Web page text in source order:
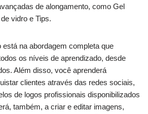
de alongamento, como Gel
vidro e Tips.
na abordagem completa que
os níveis de aprendizado, desde
Além disso, você aprenderá
clientes através das redes sociais,
de logos profissionais disponibilizados
também, a criar e editar imagens,